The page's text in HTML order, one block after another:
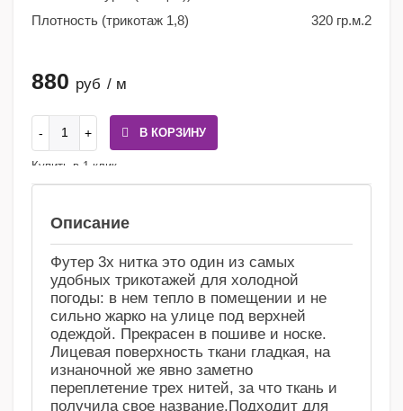
Плотность (трикотаж 1,8) 320 гр.м.2
880 руб / м
В КОРЗИНУ
Купить в 1 клик
Описание
Футер 3х нитка это один из самых
удобных трикотажей для холодной
погоды: в нем тепло в помещении и не
сильно жарко на улице под верхней
одеждой. Прекрасен в пошиве и носке.
Лицевая поверхность ткани гладкая, на
изнаночной же явно заметно
переплетение трех нитей, за что ткань и
получила свое название.Подходит для